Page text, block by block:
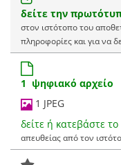
δείτε την
στον ιστότοπο του
πληροφορίες και για να
1 ψηφιακό αρχείο
1 JPEG
δείτε ή κατεβάστε
απευθείας από τον